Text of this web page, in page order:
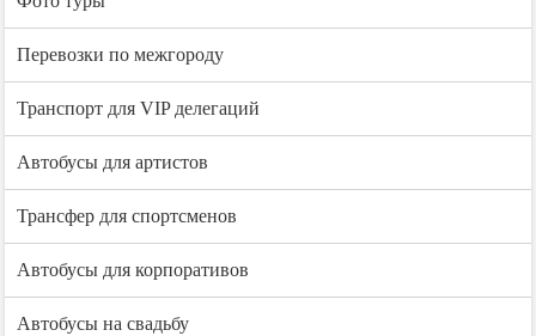
Перевозки по межгороду
Транспорт для VIP делегаций
Автобусы для артистов
Трансфер для спортсменов
Автобусы для корпоративов
Автобусы на свадьбу